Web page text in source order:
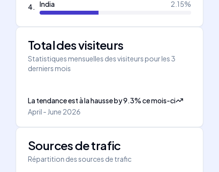
4. India 2.15%
Total des visiteurs
Statistiques mensuelles des visiteurs pour les 3
derniers mois
La tendance est à la hausseby9.3%ce mois-ci
April - June 2026
Sources de trafic
Répartition des sources de trafic